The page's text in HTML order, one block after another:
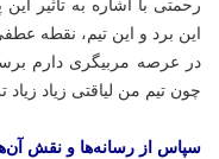
رحمتی با اشاره به تأثیر
این برد و این تیم، نقطه
در عرصه مربیگری دارم
چون تیم من لیاقتی زیاد زیاد
سپاس از رسانه‌ها و نقش